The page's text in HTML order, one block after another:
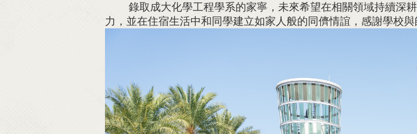
錄取成大化學工程學系的家寧，未來希望在相關領域持續深
力，並在住宿生活中和同學建立如家人般的同儕情誼，感謝學校